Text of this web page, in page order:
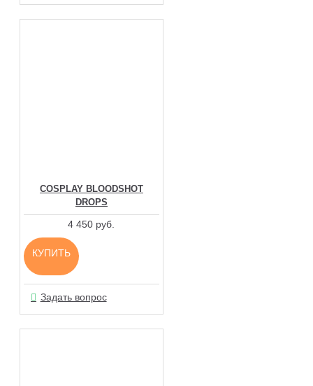
COSPLAY BLOODSHOT
DROPS
4 450 руб.
КУПИТЬ
Задать вопрос